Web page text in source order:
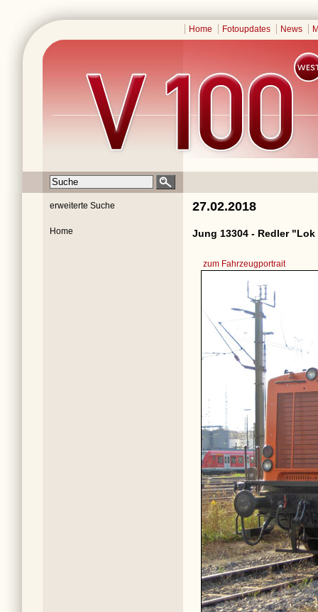
Home Fotoupdates News
erweiterte Suche
Home
27.02.2018
Jung 13304 - Redler "Lok
zum Fahrzeugportrait